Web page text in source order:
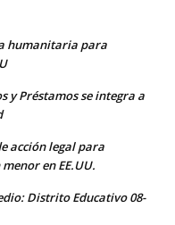
humanitaria para
y Préstamos se integra a
acción legal para
en EE.UU.
Distrito Educativo 08-